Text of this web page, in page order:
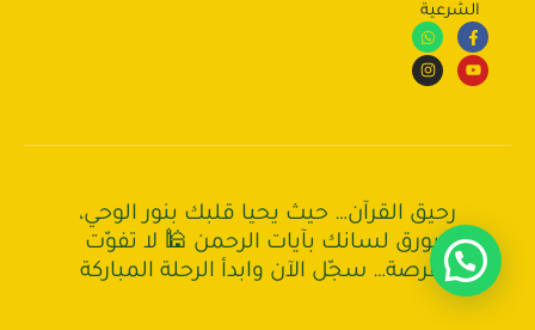
الشرعية
رحيق القرآن… حيث يحيا قلبك بنور الوحي،
ويورق لسانك بآيات الرحمن 🕌 لا تفوّت
الفرصة… سجّل الآن وابدأ الرحلة المباركة